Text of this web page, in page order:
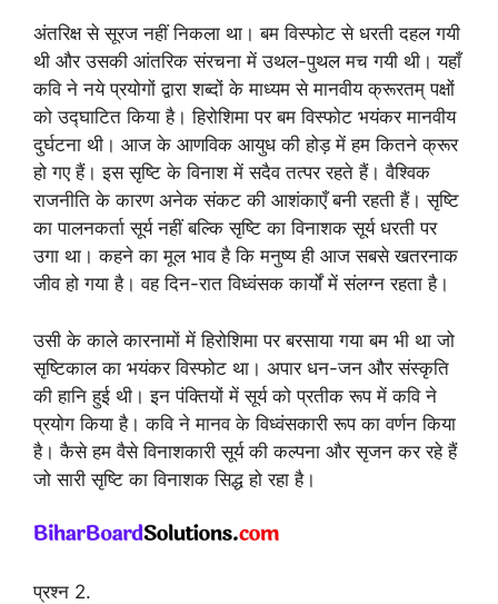
अंतरिक्ष से सूरज नहीं निकला था। बम विस्फोट से धरती दहल गयी
थी और उसकी आंतरिक संरचना में उथल-पुथल मच गयी थी। यहाँ
कवि ने नये प्रयोगों द्वारा शब्दों के माध्यम से मानवीय क्रूरतम् पक्षों
को उद्घाटित किया है। हिरोशिमा पर बम विस्फोट भयंकर मानवीय
दुर्घटना थी। आज के आणविक आयुध की होड़ में हम कितने क्रूर
हो गए हैं। इस सृष्टि के विनाश में सदैव तत्पर रहते हैं। वैश्विक
राजनीति के कारण अनेक संकट की आशंकाएँ बनी रहती हैं। सृष्टि
का पालनकर्ता सूर्य नहीं बल्कि सृष्टि का विनाशक सूर्य धरती पर
उगा था। कहने का मूल भाव है कि मनुष्य ही आज सबसे खतरनाक
जीव हो गया है। वह दिन-रात विध्वंसक कार्यों में संलग्न रहता है।
उसी के काले कारनामों में हिरोशिमा पर बरसाया गया बम भी था जो
सृष्टिकाल का भयंकर विस्फोट था। अपार धन-जन और संस्कृति
की हानि हुई थी। इन पंक्तियों में सूर्य को प्रतीक रूप में कवि ने
प्रयोग किया है। कवि ने मानव के विध्वंसकारी रूप का वर्णन किया
है। कैसे हम वैसे विनाशकारी सूर्य की कल्पना और सृजन कर रहे हैं
जो सारी सृष्टि का विनाशक सिद्ध हो रहा है।
प्रश्न 2.